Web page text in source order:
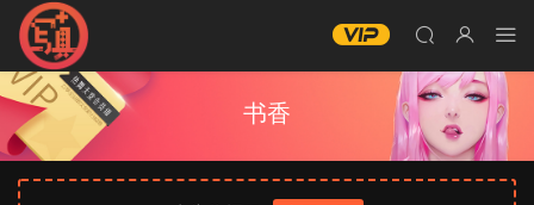
书香